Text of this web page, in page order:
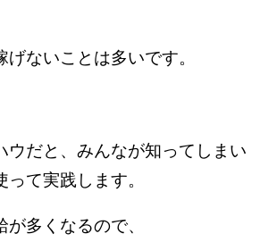
ないことは多いです。
ウだと、みんなが知ってしまい
て実践します。
多くなるので、